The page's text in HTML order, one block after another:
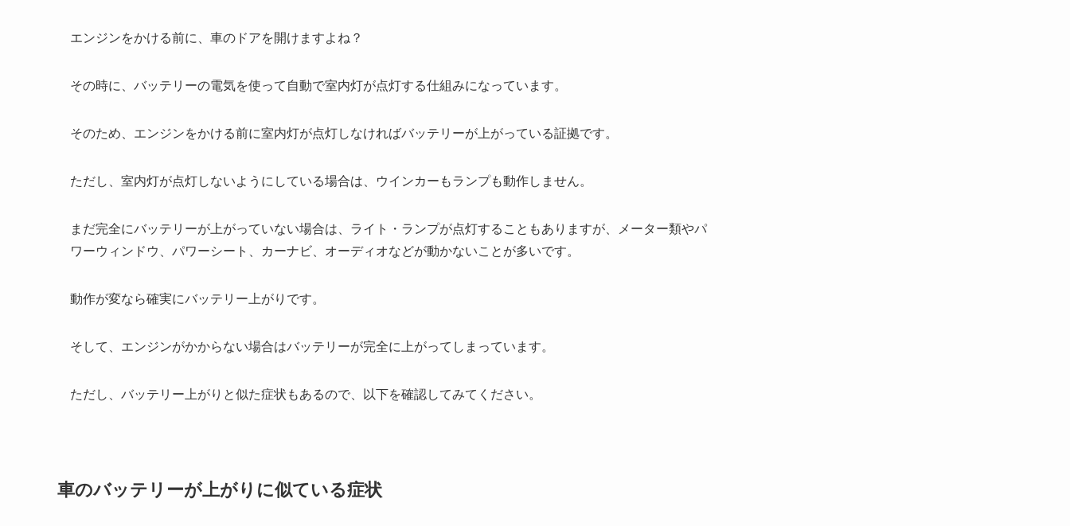
エンジンをかける前に、車のドアを開けますよね？
その時に、バッテリーの電気を使って自動で室内灯が点灯する仕組みになっています。
そのため、エンジンをかける前に室内灯が点灯しなければバッテリーが上がっている証拠です。
ただし、室内灯が点灯しないようにしている場合は、ウインカーもランプも動作しません。
まだ完全にバッテリーが上がっていない場合は、ライト・ランプが点灯することもありますが、メーター類やパ
ワーウィンドウ、パワーシート、カーナビ、オーディオなどが動かないことが多いです。
動作が変なら確実にバッテリー上がりです。
そして、エンジンがかからない場合はバッテリーが完全に上がってしまっています。
ただし、バッテリー上がりと似た症状もあるので、以下を確認してみてください。
車のバッテリーが上がりに似ている症状